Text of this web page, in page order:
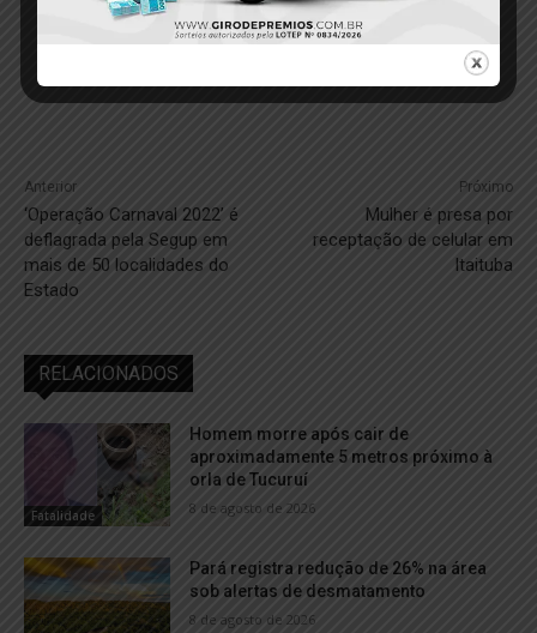
Anterior
‘Operação Carnaval 2022’ é
deflagrada pela Segup em
mais de 50 localidades do
Estado
Próximo
Mulher é presa por
receptação de celular em
Itaituba
RELACIONADOS
Fatalidade
Homem morre após cair de
aproximadamente 5 metros próximo à
orla de Tucuruí
8 de agosto de 2026
Pará registra redução de 26% na área
sob alertas de desmatamento
8 de agosto de 2026